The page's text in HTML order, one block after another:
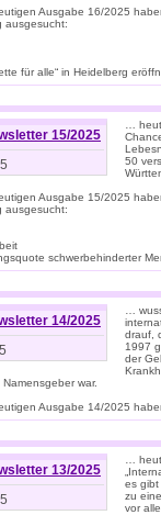
Ausgabe 16/2025
ausgesucht:
für alle“ in Heidelberg
15/2025
…
50
Ausgabe 15/2025
ausgesucht:
schwerbehinderter
14/2025
…
drauf,
1997
der
war.
Ausgabe 14/2025
13/2025
…
es gibt
zu
vor